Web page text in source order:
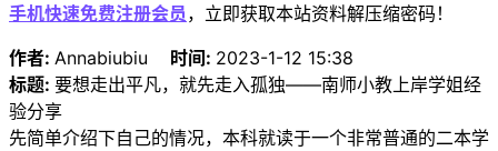
手机快速免费注册会员 ，立即获取本站资料解压缩密码！
作者: Annabiubiu 时间: 2023-1-12 15:38
标题: 要想走出平凡，就先走入孤独——南师小教上岸学姐经
验分享
先简单介绍下自己的情况，本科就读于一个非常普通的二本学